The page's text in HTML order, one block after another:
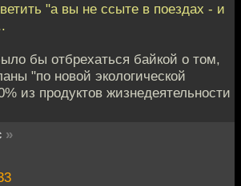
"а вы не ссыте в поездах - и
бы отбрехаться байкой о том,
"по новой экологической
из продуктов жизнедеятельности
»